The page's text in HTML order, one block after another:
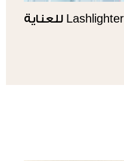
Lashlighter Root-Up Lash Primer للعناية